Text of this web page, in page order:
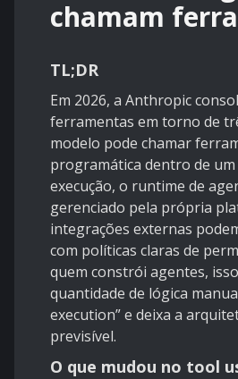
chamam
TL;DR
Em 2026, a Anthropic
ferramentas em torno de
modelo pode chamar
programática dentro de
execução, o runtime de
gerenciado pela própria
integrações externas
com políticas claras de
quem constrói agentes,
quantidade de lógica
execution” e deixa a
previsível.
O que mudou no tool